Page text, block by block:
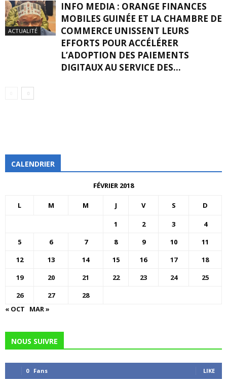
ACTUALITÉ
INFO MEDIA : ORANGE FINANCES
MOBILES GUINÉE ET LA CHAMBRE DE
COMMERCE UNISSENT LEURS
EFFORTS POUR ACCÉLÉRER
L’ADOPTION DES PAIEMENTS
DIGITAUX AU SERVICE DES...
CALENDRIER
FÉVRIER 2018
L M M J V S D
1 2 3
4
5
6 7 8 9 10
11
12
13 14 15 16 17
18
19
20 21 22 23 24
25
26
27
28
« OCT
MAR »
NOUS SUIVRE
0 Fans LIKE